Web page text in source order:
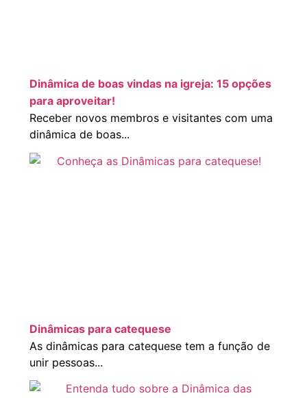
Dinâmica de boas vindas na igreja: 15 opções
para aproveitar!
Receber novos membros e visitantes com uma
dinâmica de boas...
Dinâmicas para catequese
As dinâmicas para catequese tem a função de
unir pessoas...